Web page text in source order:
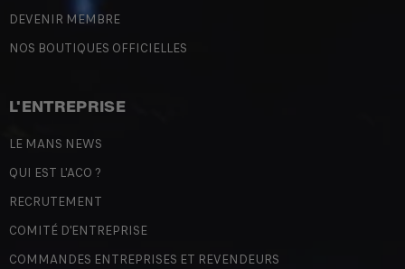
DEVENIR MEMBRE
NOS BOUTIQUES OFFICIELLES
L'ENTREPRISE
LE MANS NEWS
QUI EST L'ACO ?
RECRUTEMENT
COMITÉ D'ENTREPRISE
COMMANDES ENTREPRISES ET REVENDEURS